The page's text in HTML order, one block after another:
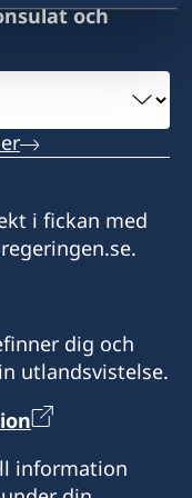
är
kontakta
ta kontakt med
och
i fickan med
dig och
utlandsvistelse.
information